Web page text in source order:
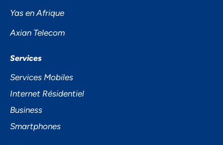
Yas en Afrique
Axian Telecom
Services
Services Mobiles
Internet Résidentiel
Business
Smartphones